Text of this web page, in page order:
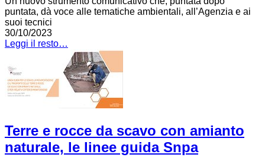
puntata, dà voce alle tematiche ambientali, all’Agenzia e ai
suoi tecnici
30/10/2023
Leggi il resto…
Terre e rocce da scavo con amianto
naturale, le linee guida Snpa